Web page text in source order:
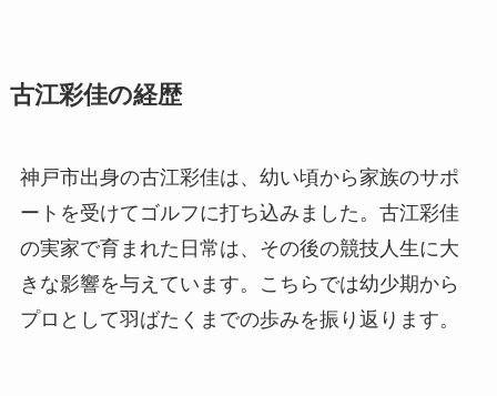
古江彩佳の経歴
神戸市出身の古江彩佳は、幼い頃から家族のサポ
ートを受けてゴルフに打ち込みました。古江彩佳
の実家で育まれた日常は、その後の競技人生に大
きな影響を与えています。こちらでは幼少期から
プロとして羽ばたくまでの歩みを振り返ります。